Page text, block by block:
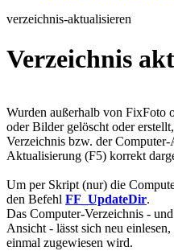
verzeichnis-aktualisieren
Verzeichnis
Wurden außerhalb von FixFoto
oder Bilder gelöscht oder
Verzeichnis bzw. der
Aktualisierung (F5) korrekt
Um per Skript (nur) die
den Befehl FF_UpdateDir.
Das Computer-Verzeichnis -
Ansicht - lässt sich neu
einmal zugewiesen wird.